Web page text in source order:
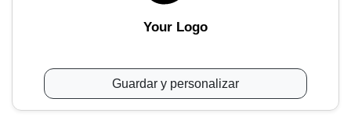
Your Logo
Guardar y personalizar